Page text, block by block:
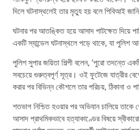
দিলে ঘটনাস্থলেই তার মৃত্যু হয় বলে পিবিআই
ঘটনার পর আতঙ্কিত হয়ে আসাদ পাটক্ষেত দিয়ে
একটি স্যান্ডেল ঘটনাস্থলে পড়ে থাকে, যা পুলিশ
পুলিশ সুপার জয়িতা শিল্পী বলেন, ‘পুরো তদন্তে
সবচেয়ে গুরুত্বপূর্ণ সূত্র। ওই ফুটেজে যাত্রীর
করার পর বিভিন্ন কৌশলে তার পরিচয়, ঠিকানা ও
শতভাগ নিশ্চিত হওয়ার পর অভিযান চালিয়ে
আসাদ প্রাথমিকভাবে হত্যাকাণ্ডের বিষয়ে